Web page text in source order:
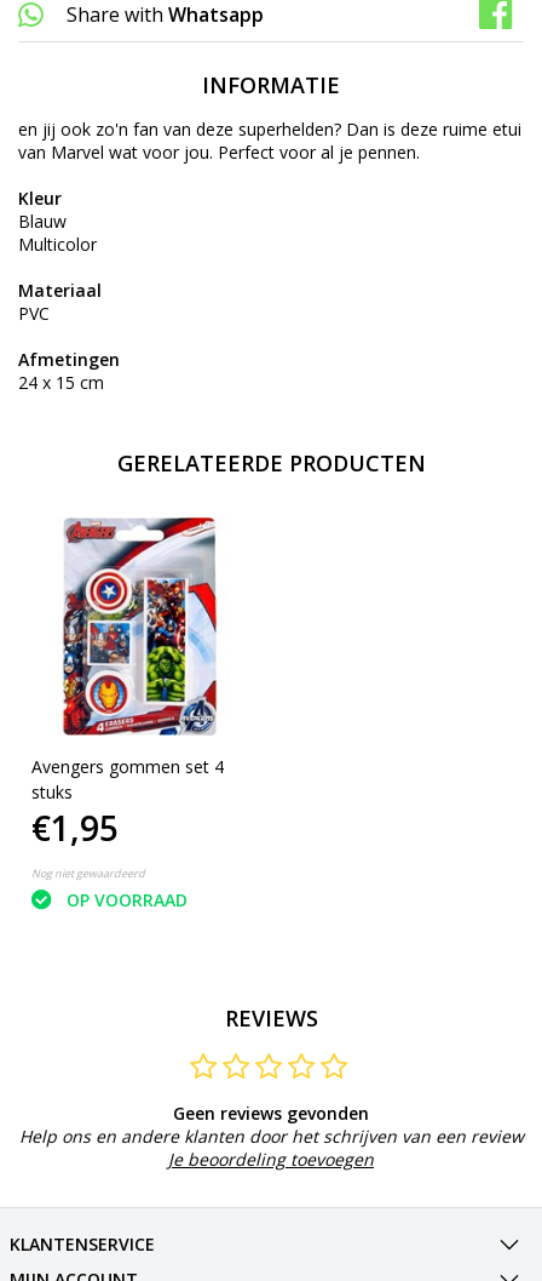
Share with Whatsapp
INFORMATIE
en jij ook zo'n fan van deze superhelden? Dan is deze ruime etui
van Marvel wat voor jou. Perfect voor al je pennen.
Kleur
Blauw
Multicolor
Materiaal
PVC
Afmetingen
24 x 15 cm
GERELATEERDE PRODUCTEN
Avengers gommen set 4
stuks
€1,95
Nog niet gewaardeerd
OP VOORRAAD
REVIEWS
Geen reviews gevonden
Help ons en andere klanten door het schrijven van een review
Je beoordeling toevoegen
KLANTENSERVICE